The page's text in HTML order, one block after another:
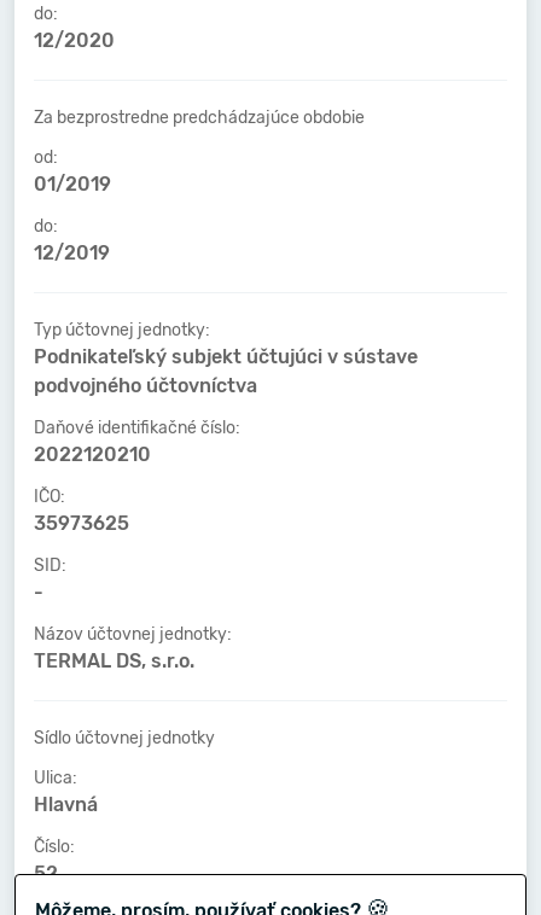
do:
12/2020
Za bezprostredne predchádzajúce obdobie
od:
01/2019
do:
12/2019
Typ účtovnej jednotky:
Podnikateľský subjekt účtujúci v sústave
podvojného účtovníctva
Daňové identifikačné číslo:
2022120210
IČO:
35973625
SID:
-
Názov účtovnej jednotky:
TERMAL DS, s.r.o.
Sídlo účtovnej jednotky
Ulica:
Hlavná
Číslo:
52
🍪